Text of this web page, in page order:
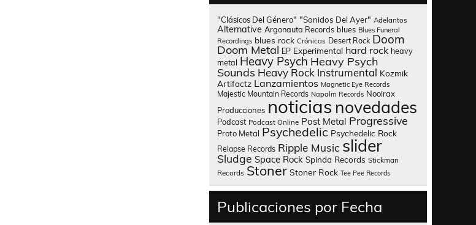
"Clásicos Del Género" "Sonidos Del Ayer" Adelantos
Alternative Argonauta Records blues Blues Funeral
Recordings blues rock Crónicas Desert Rock Doom
Doom Metal EP Experimental hard rock heavy
metal Heavy Psych Heavy Psych
Sounds Heavy Rock Instrumental Kozmik
Artifactz Lanzamientos Magnetic Eye Records
Majestic Mountain Records Napalm Records Nooirax
Producciones noticias novedades
Podcast Podcast Online Post Metal Progressive
Proto Metal Psychedelic Psychedelic Rock
Relapse Records Ripple Music slider
Sludge Space Rock Spinda Records Stickman
Records Stoner Stoner Rock Tee Pee Records
Publicaciones por Fecha